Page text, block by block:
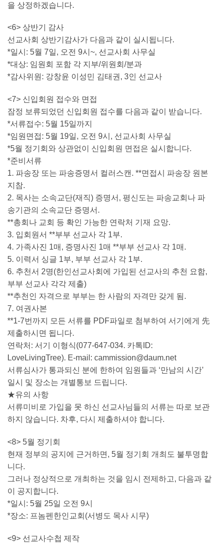
을 상정하겠습니다.
<6> 상반기 감사
선교사회 상반기감사가 다음과 같이 실시됩니다.
*일시: 5월 7일, 오전 9시~, 선교사회 사무실
*대상: 임원회 포함 각 지부/위원회/분과
*감사위원: 강창윤 이성민 김태권, 3인 선교사
<7> 신입회원 접수와 면접
잠정 보류되었던 신입회원 접수를 다음과 같이 받습니다.
*서류접수: 5월 15일까지
*임원면접: 5월 19일, 오전 9시, 선교사회 사무실
*5월 정기회와 상관없이 신입회원 면접은 실시합니다.
*준비서류
1. 파송장 또는 파송증명서 컬러스캔. **면접시 파송장 원본
지참.
2. 목사는 소속교단(재직) 증명서, 평신도는 파송교회나 파
송기관의 소속교단 증명서.
**총회나 교회 등 확인 가능한 연락처 기재 요망.
3. 입회원서 **부부 선교사 각 1부.
4. 가족사진 1매, 증명사진 1매 **부부 선교사 각 1매.
5. 이력서 싱글 1부, 부부 선교사 각 1부.
6. 추천서 2명(한인선교사회에 가입된 선교사의 추천 요함,
부부 선교사 각각 제출)
**추천인 자격으로 부부는 한 사람의 자격만 갖게 됨.
7. 여권사본
**1-7번까지 모든 서류를 PDF파일로 첨부하여 서기에게 先
제출하시면 됩니다.
연락처: 서기 이형식(077-647-034. 카톡ID:
LoveLivingTree). E-mail: cammission@daum.net
서류심사가 통과되신 분에 한하여 임원들과 ‘만남의 시간’
일시 및 장소는 개별통보 드립니다.
★유의 사항
서류미비로 가입을 못 하신 선교사님들의 서류는 따로 보관
하지 않습니다. 차후, 다시 제출하셔야 합니다.
<8> 5월 정기회
현재 정부의 공지에 근거하면, 5월 정기회 개최도 불투명합
니다.
그러나 정상적으로 개최하는 것을 임시 전제하고, 다음과 같
이 공지합니다.
*일시: 5월 25일 오전 9시
*장소: 프놈펜한인교회(서병도 목사 시무)
<9> 선교사수첩 제작